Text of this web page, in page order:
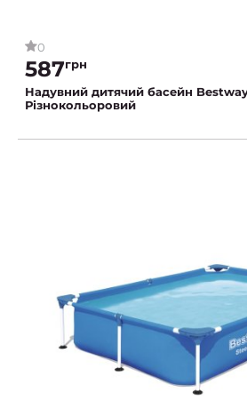
0
587грн
Надувний дитячий басейн Bestway
Різнокольоровий